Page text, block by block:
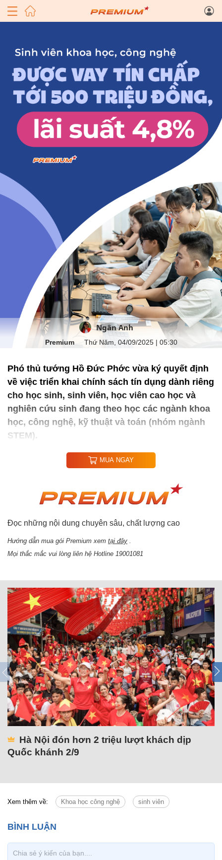
Ngân Anh
Premium Thứ Năm, 04/09/2025 | 05:30
Phó thủ tướng Hồ Đức Phớc vừa ký quyết định
về việc triển khai chính sách tín dụng dành riêng
cho học sinh, sinh viên, học viên cao học và
nghiên cứu sinh đang theo học các ngành khoa
học, công nghệ, kỹ thuật và toán (nhóm ngành
STEM).
MUA NGAY
Đọc những nội dung chuyên sâu, chất lượng cao
Hướng dẫn mua gói Premium xem tại đây .
Mọi thắc mắc vui lòng liên hệ Hotline 19001081
Hà Nội đón hơn 2 triệu lượt khách dịp
Quốc khánh 2/9
Xem thêm về: Khoa học công nghệ sinh viên